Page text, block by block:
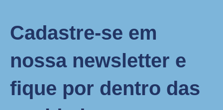
Cadastre-se em
nossa newsletter e
fique por dentro das